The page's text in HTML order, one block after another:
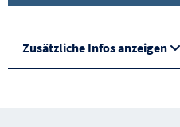
Zusätzliche Infos anzeigen